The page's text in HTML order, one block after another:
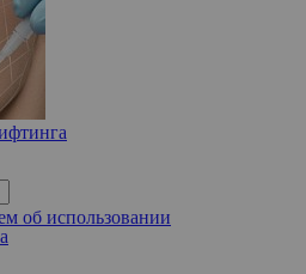
об использовании